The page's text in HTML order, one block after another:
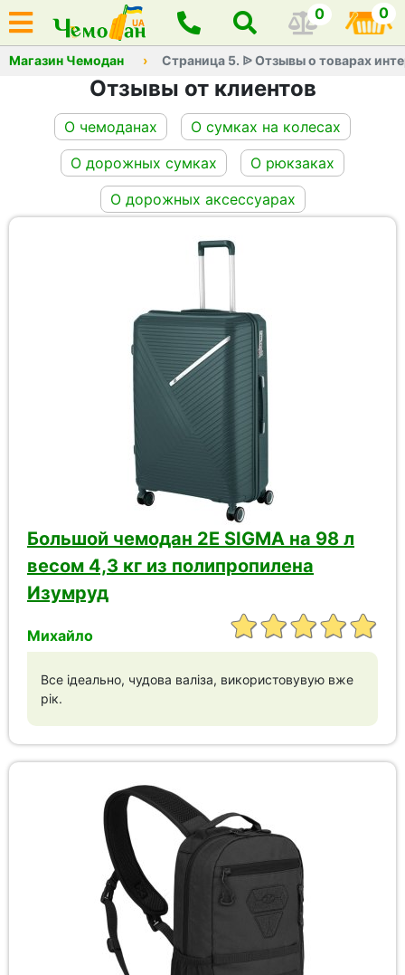
0 0
Магазин Чемодан Страница 5. ᐉ Отзывы о товарах
Отзывы от клиентов
O чемоданах
O сумках на колесах
O дорожных сумках
O рюкзаках
O дорожных аксессуарах
Большой чемодан 2E SIGMA на 98 л
весом 4,3 кг из полипропилена
Изумруд
Михайло
Все ідеально, чудова валіза, використовувую вже
рік.